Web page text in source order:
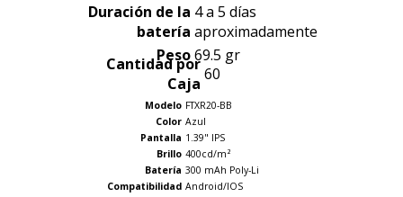
Duración de la
batería
4 a 5 días
aproximadamente
Peso 69.5 gr
Cantidad por
Caja 60
Modelo FTXR20-BB
Color Azul
Pantalla 1.39" IPS
Brillo 400cd/m²
Batería 300 mAh Poly-Li
Compatibilidad Android/IOS